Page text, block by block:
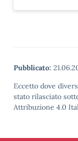
Pubblicato:
Eccetto dove
stato rilasciato
Attribuzione 4.0